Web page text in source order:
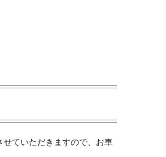
ていただきますので、お車